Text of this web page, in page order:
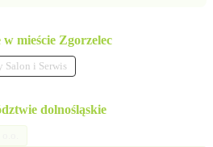
mieście Zgorzelec
Salon i Serwis
dolnośląskie